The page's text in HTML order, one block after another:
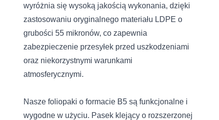
wyróżnia się wysoką jakością wykonania, dzięki
zastosowaniu oryginalnego materiału LDPE o
grubości 55 mikronów, co zapewnia
zabezpieczenie przesyłek przed uszkodzeniami
oraz niekorzystnymi warunkami
atmosferycznymi.
Nasze foliopaki o formacie B5 są funkcjonalne i
wygodne w użyciu. Pasek klejący o rozszerzonej